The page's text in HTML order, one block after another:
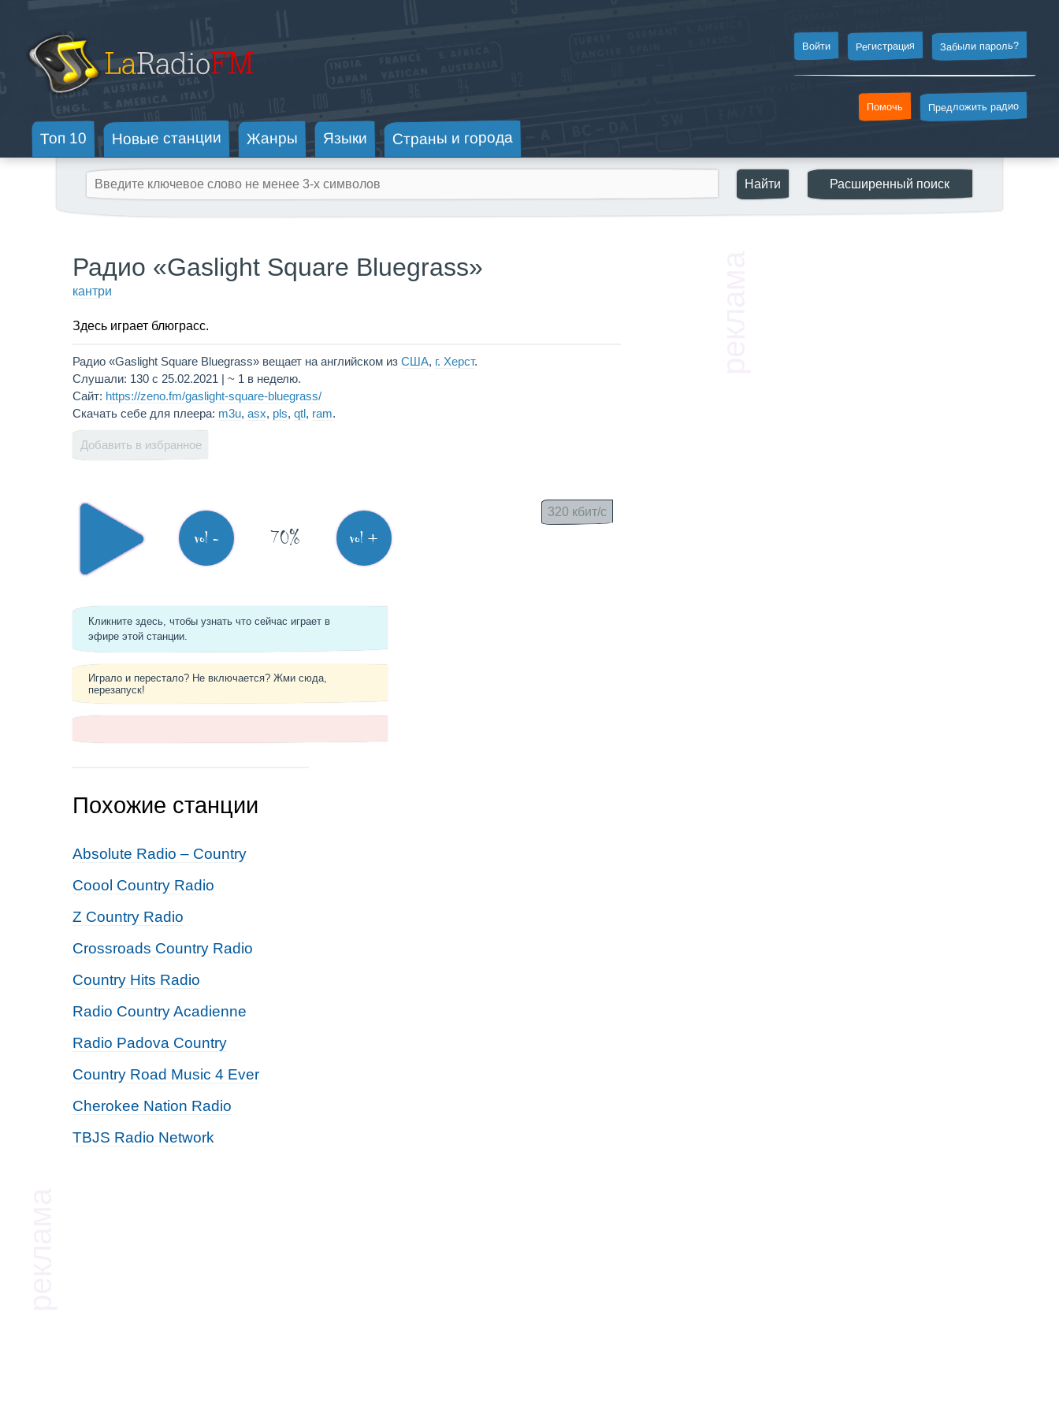
Забыли пароль?
Регистрация
Войти
Предложить радио
Помочь
Топ 10 Новые станции Жанры Языки Страны и города
Радио «Gaslight Square Bluegrass»
кантри
Здесь играет блюграсс.
Радио «Gaslight Square Bluegrass» вещает на английском из США, г. Херст.
Слушали: 130 с 25.02.2021 | ~ 1 в неделю.
Сайт: https://zeno.fm/gaslight-square-bluegrass/
Скачать себе для плеера: m3u, asx, pls, qtl, ram.
Добавить в избранное
vol - 70% vol +
320 кбит/с
Кликните здесь, чтобы узнать что сейчас играет в
эфире этой станции.
Играло и перестало? Не включается? Жми сюда,
перезапуск!
Похожие станции
Absolute Radio – Country
Coool Country Radio
Z Country Radio
Crossroads Country Radio
Country Hits Radio
Radio Country Acadienne
Radio Padova Country
Country Road Music 4 Ever
Cherokee Nation Radio
TBJS Radio Network